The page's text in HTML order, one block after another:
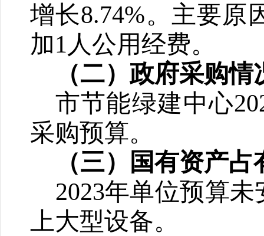
增长8.74%。主要原
加1人公用经费。
（二）政府采购情
市节能绿建中心
采购预算。
（三）国有资产
2023年单位预算
上大型设备。